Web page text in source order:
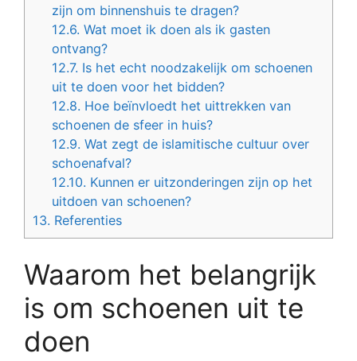
zijn om binnenshuis te dragen?
12.6. Wat moet ik doen als ik gasten
ontvang?
12.7. Is het echt noodzakelijk om schoenen
uit te doen voor het bidden?
12.8. Hoe beïnvloedt het uittrekken van
schoenen de sfeer in huis?
12.9. Wat zegt de islamitische cultuur over
schoenafval?
12.10. Kunnen er uitzonderingen zijn op het
uitdoen van schoenen?
13. Referenties
Waarom het belangrijk
is om schoenen uit te
doen